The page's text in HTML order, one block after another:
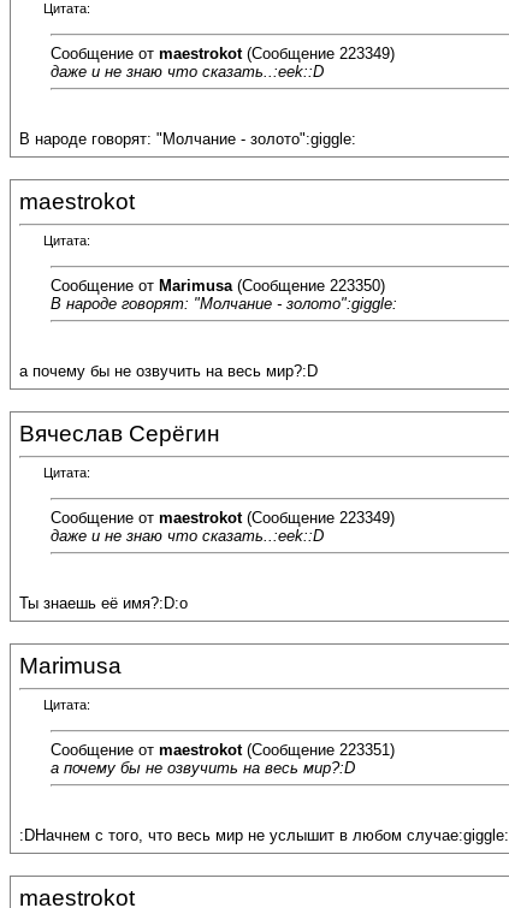
Цитата:
Сообщение от maestrokot(Сообщение 223349)
даже и не знаю что сказать..:eek::D
В народе говорят: "Молчание - золото":giggle:
maestrokot
Цитата:
Сообщение от Marimusa (Сообщение 223350)
В народе говорят: "Молчание - золото":giggle:
а почему бы не озвучить на весь мир?:D
Вячеслав Серёгин
Цитата:
Сообщение от maestrokot(Сообщение 223349)
даже и не знаю что сказать..:eek::D
Ты знаешь её имя?:D:o
Marimusa
Цитата:
Сообщение от maestrokot(Сообщение 223351)
а почему бы не озвучить на весь мир?:D
:DНачнем с того, что весь мир не услышит в любом случае:giggle:
maestrokot